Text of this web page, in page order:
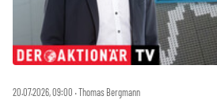
20.07.2026, 09:00 ‧ Thomas Bergmann